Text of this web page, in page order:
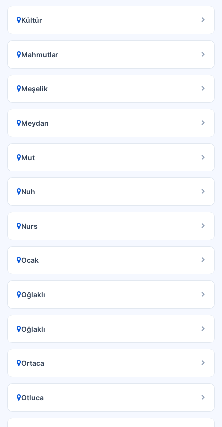
Kültür
Mahmutlar
Meşelik
Meydan
Mut
Nuh
Nurs
Ocak
Oğlaklı
Oğlaklı
Ortaca
Otluca